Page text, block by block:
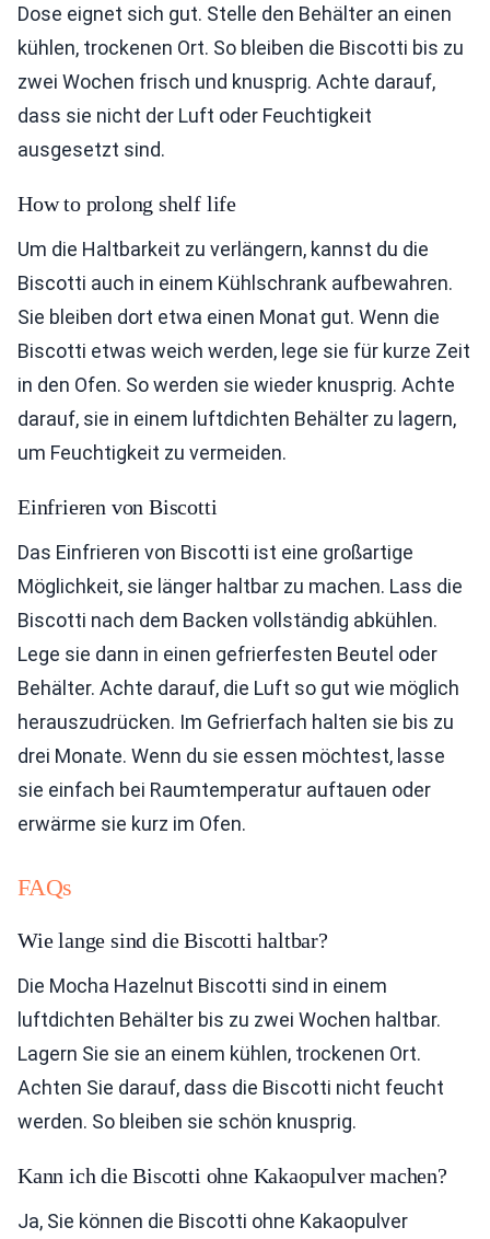
Dose eignet sich gut. Stelle den Behälter an einen
kühlen, trockenen Ort. So bleiben die Biscotti bis zu
zwei Wochen frisch und knusprig. Achte darauf,
dass sie nicht der Luft oder Feuchtigkeit
ausgesetzt sind.
How to prolong shelf life
Um die Haltbarkeit zu verlängern, kannst du die
Biscotti auch in einem Kühlschrank aufbewahren.
Sie bleiben dort etwa einen Monat gut. Wenn die
Biscotti etwas weich werden, lege sie für kurze Zeit
in den Ofen. So werden sie wieder knusprig. Achte
darauf, sie in einem luftdichten Behälter zu lagern,
um Feuchtigkeit zu vermeiden.
Einfrieren von Biscotti
Das Einfrieren von Biscotti ist eine großartige
Möglichkeit, sie länger haltbar zu machen. Lass die
Biscotti nach dem Backen vollständig abkühlen.
Lege sie dann in einen gefrierfesten Beutel oder
Behälter. Achte darauf, die Luft so gut wie möglich
herauszudrücken. Im Gefrierfach halten sie bis zu
drei Monate. Wenn du sie essen möchtest, lasse
sie einfach bei Raumtemperatur auftauen oder
erwärme sie kurz im Ofen.
FAQs
Wie lange sind die Biscotti haltbar?
Die Mocha Hazelnut Biscotti sind in einem
luftdichten Behälter bis zu zwei Wochen haltbar.
Lagern Sie sie an einem kühlen, trockenen Ort.
Achten Sie darauf, dass die Biscotti nicht feucht
werden. So bleiben sie schön knusprig.
Kann ich die Biscotti ohne Kakaopulver machen?
Ja, Sie können die Biscotti ohne Kakaopulver